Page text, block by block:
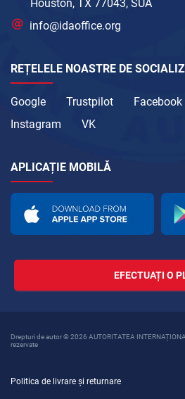
Houston, TX 77043, SUA
info@idaoffice.org
REȚELELE NOASTRE DE
Google Trustpilot Facebook
Instagram
VK
APLICAȚIE MOBILĂ
EFECTUAȚI O
Drepturi de autor © 2026 AUTORITATEA
rezervate
Politica de livrare și returnare